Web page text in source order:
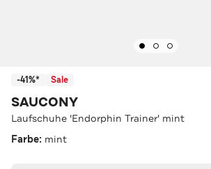
-41%* Sale
SAUCONY
Laufschuhe 'Endorphin Trainer' mint
Farbe: mint